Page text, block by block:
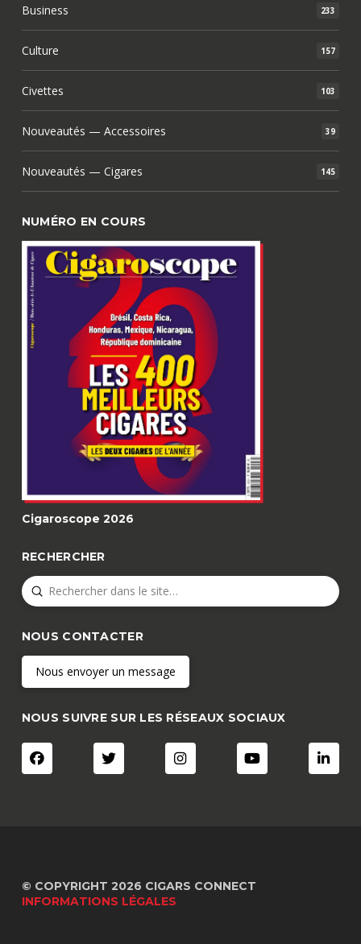
Business 233
Culture 157
Civettes 103
Nouveautés — Accessoires 39
Nouveautés — Cigares 145
NUMÉRO EN COURS
Cigaroscope 2026
RECHERCHER
Search
Submit
NOUS CONTACTER
Nous envoyer un message
NOUS SUIVRE SUR LES RÉSEAUX SOCIAUX
© COPYRIGHT 2026 CIGARS CONNECT
INFORMATIONS LÉGALES